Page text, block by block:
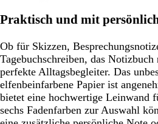
Praktisch und mit
Ob für Skizzen,
Tagebuchschreiben, das
perfekte Alltagsbegleiter. Das
elfenbeinfarbene Papier ist
bietet eine hochwertige Leinwand
sechs Fadenfarben zur Auswahl